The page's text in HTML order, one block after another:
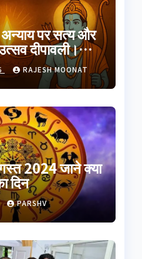
पर सत्य और
दीपावली।
त्योहार
है
RAJESH MOONAT
2024 जाने क्या
दिन
PARSHV